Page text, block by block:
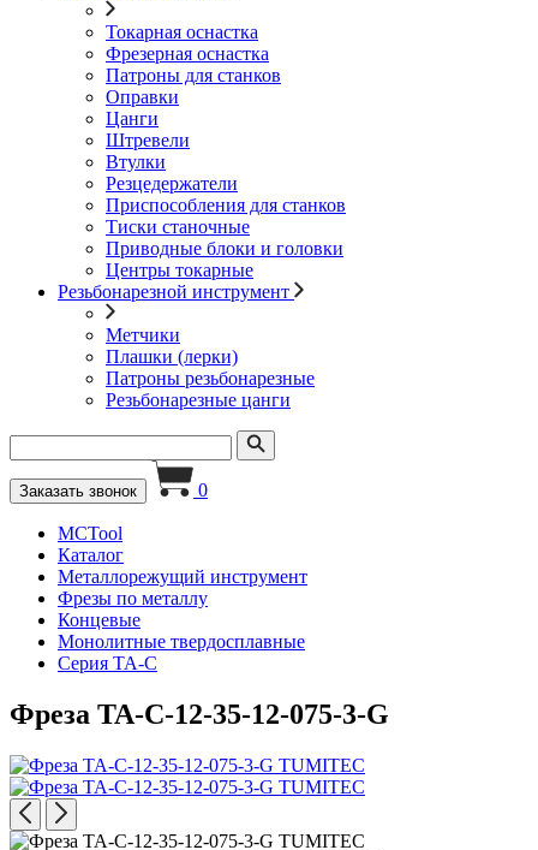
Токарная оснастка
Фрезерная оснастка
Патроны для станков
Оправки
Цанги
Штревели
Втулки
Резцедержатели
Приспособления для станков
Тиски станочные
Приводные блоки и головки
Центры токарные
Резьбонарезной инструмент
Метчики
Плашки (лерки)
Патроны резьбонарезные
Резьбонарезные цанги
Заказать звонок 0
MCTool
Каталог
Металлорежущий инструмент
Фрезы по металлу
Концевые
Монолитные твердосплавные
Серия TA-C
Фреза TA-C-12-35-12-075-3-G